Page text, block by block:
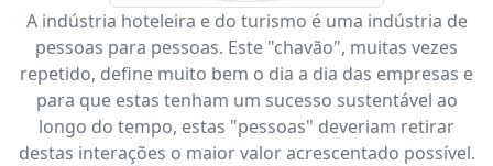
A indústria hoteleira e do turismo é uma indústria de
pessoas para pessoas. Este "chavão", muitas vezes
repetido, define muito bem o dia a dia das empresas e
para que estas tenham um sucesso sustentável ao
longo do tempo, estas "pessoas" deveriam retirar
destas interações o maior valor acrescentado possível.